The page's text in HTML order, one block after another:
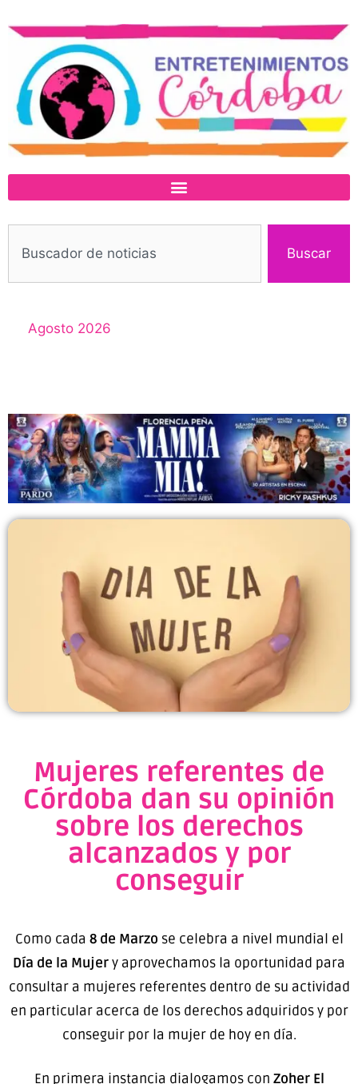
Buscar
Agosto 2026
Mujeres referentes de
Córdoba dan su opinión
sobre los derechos
alcanzados y por
conseguir
Como cada 8 de Marzo se celebra a nivel mundial el
Día de la Mujery aprovechamos la oportunidad para
consultar a mujeres referentes dentro de su actividad
en particular acerca de los derechos adquiridos y por
conseguir por la mujer de hoy en día.
En primera instancia dialogamos con Zoher El